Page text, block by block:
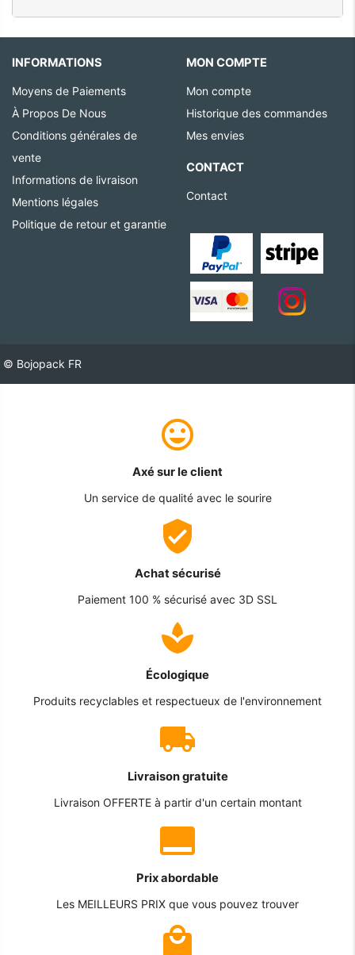
INFORMATIONS
Moyens de Paiements
À Propos De Nous
Conditions générales de
vente
Informations de livraison
Mentions légales
Politique de retour et garantie
MON COMPTE
Mon compte
Historique des commandes
Mes envies
CONTACT
Contact
© Bojopack FR
Axé sur le client
Un service de qualité avec le sourire
Achat sécurisé
Paiement 100 % sécurisé avec 3D SSL
Écologique
Produits recyclables et respectueux de l'environnement
Livraison gratuite
Livraison OFFERTE à partir d'un certain montant
Prix abordable
Les MEILLEURS PRIX que vous pouvez trouver